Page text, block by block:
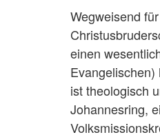
Wegweisend
einen
ist theologisch
Johannesring,